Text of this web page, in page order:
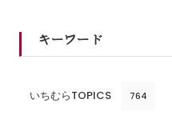
キーワード
いちむらTOPICS 764